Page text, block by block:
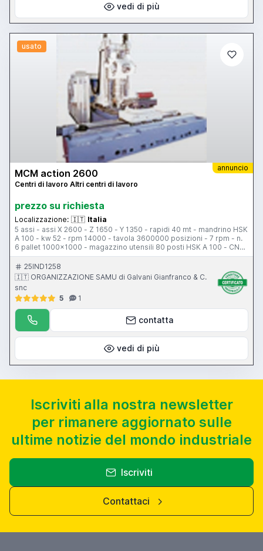
vedi di più
usato
annuncio
MCM action 2600
Centri di lavoro Altri centri di lavoro
prezzo su richiesta
Localizzazione: 🇮🇹 Italia
5 assi - assi X 2600 - Z 1650 - Y 1350 - rapidi 40 mt - mandrino HSK
A 100 - kw 52 - rpm 14000 - tavola 3600000 posizioni - 7 rpm - n.
6 pallet 1000x1000 - magazzino utensili 80 posti HSK A 100 - CNC
FANUC 31i - anno di fabbricazione fine 2010 - nuovo
25IND1258
🇮🇹 ORGANIZZAZIONE SAMU di Galvani Gianfranco & C.
snc
5
1
contatta
vedi di più
Iscriviti alla nostra newsletter
per rimanere aggiornato sulle
ultime notizie del mondo industriale
Iscriviti
Contattaci